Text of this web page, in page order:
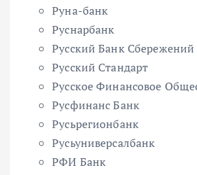
Руна-банк
Руснарбанк
Русский Банк Сбережений
Русский Стандарт
Русское Финансовое
Русфинанс Банк
Русьрегионбанк
Русьуниверсалбанк
РФИ Банк